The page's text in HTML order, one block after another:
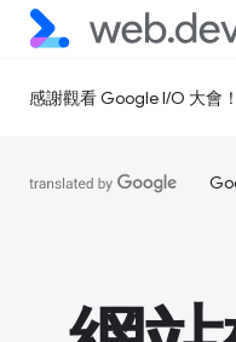
感謝觀看 Google I/O 大會！